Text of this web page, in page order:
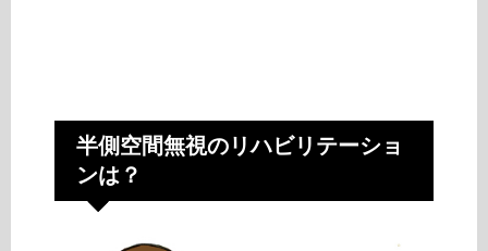
半側空間無視のリハビリテーショ
ンは？